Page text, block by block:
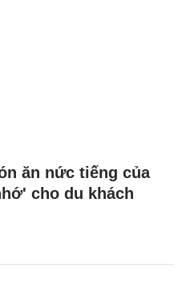
ăn nức tiếng của
cho du khách